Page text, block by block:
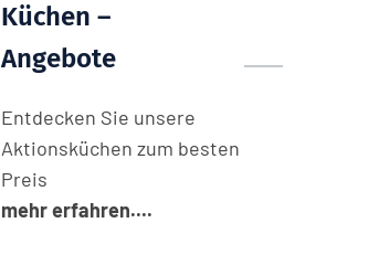
Küchen –
Angebote
Entdecken Sie unsere
Aktionsküchen zum besten
Preis
mehr erfahren....